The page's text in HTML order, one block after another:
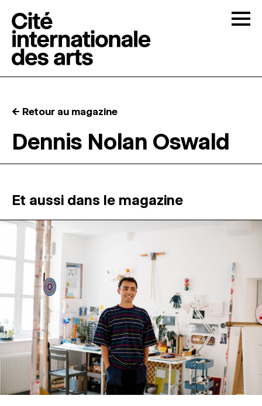
RÉSIDENCES ↓
ATELIERS OUVERTS
PROGRAMMATION
MAGAZINE
ESPACES DE PRATIQUE ARTISTIQUE ↓
Recherche
Connexion
← Retour au magazine
Dennis Nolan Oswald
Et aussi dans le magazine